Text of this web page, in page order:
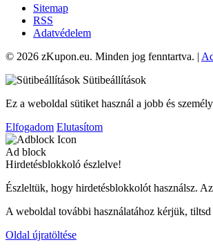
Sitemap
RSS
Adatvédelem
© 2026 zKupon.eu. Minden jog fenntartva. |
Sütibeállítások
Ez a weboldal sütiket használ a jobb és
Elfogadom Elutasítom
Ad block
Hirdetésblokkoló észlelve!
Észleltük, hogy hirdetésblokkolót használsz.
A weboldal további használatához kérjük,
Oldal újratöltése